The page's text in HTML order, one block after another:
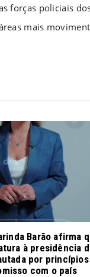
forças policiais
mais
Barão afirma
à presidência
por princípios
com o país